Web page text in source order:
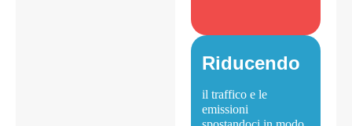
Riducendo
il traffico e le
emissioni